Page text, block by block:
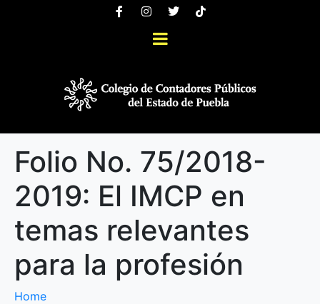
Folio No. 75/2018-
2019: El IMCP en
temas relevantes
para la profesión
Home